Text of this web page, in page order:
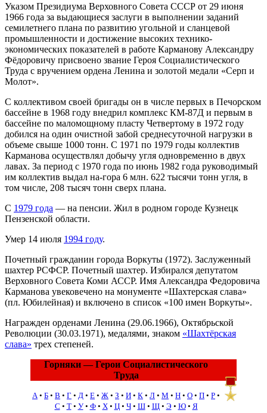
Указом Президиума Верховного Совета СССР от 29 июня
1966 года за выдающиеся заслуги в выполнении заданий
семилетнего плана по развитию угольной и сланцевой
промышленности и достижение высоких технико-
экономических показателей в работе Карманову Александру
Фёдоровичу присвоено звание Героя Социалистического
Труда с вручением ордена Ленина и золотой медали «Серп и
Молот».
С коллективом своей бригады он в числе первых в Печорском
бассейне в 1968 году внедрил комплекс КМ-87Д и первым в
бассейне по маломощному пласту Четвертому в 1972 году
добился на один очистной забой среднесуточной нагрузки в
объеме свыше 1000 тонн. С 1971 по 1979 годы коллектив
Карманова осуществлял добычу угля одновременно в двух
лавах. За период с 1970 года по июнь 1982 года руководимый
им коллектив выдал на-гора 6 млн. 622 тысячи тонн угля, в
том числе, 208 тысяч тонн сверх плана.
С 1979 года — на пенсии. Жил в родном городе Кузнецк
Пензенской области.
Умер 14 июля 1994 году.
Почетный гражданин города Воркуты (1972). Заслуженный
шахтер РСФСР. Почетный шахтер. Избирался депутатом
Верховного Совета Коми АССР. Имя Александра Федоровича
Карманова увековечено на монументе «Шахтерская слава»
(пл. Юбилейная) и включено в список «100 имен Воркуты».
Награжден орденами Ленина (29.06.1966), Октябрьской
Революции (30.03.1971), медалями, знаком «Шахтёрская
слава» трех степеней.
Горняки — Герои Социалистического
Труда
А• Б • В • Г • Д • Е • Ж • З • И • К • Л • М • Н • О • П • Р •
С • Т• У• Ф• Х• Ц• Ч• Ш• Щ• Э • Ю• Я